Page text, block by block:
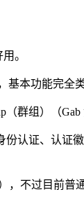
。
基本功能完全类
群组）（Gab
份认证、认
，不过目前普